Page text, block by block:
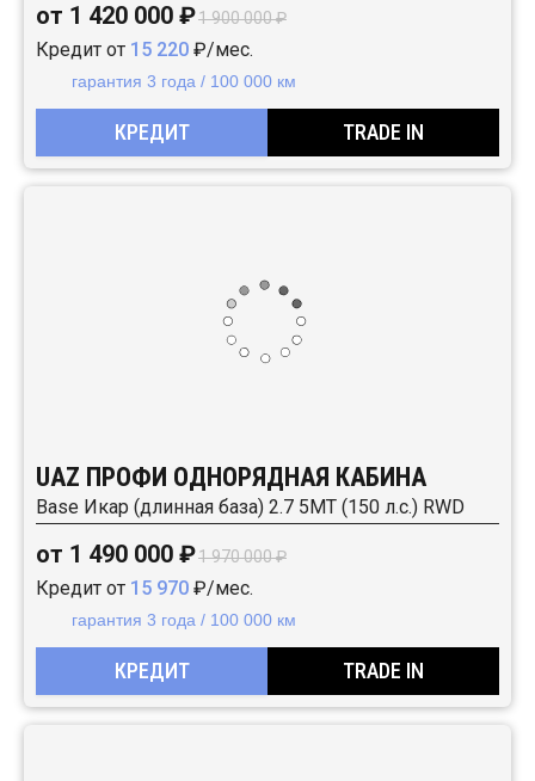
от 1 420 000 ₽1 900 000 ₽
Кредит от 15 220 ₽/мес.
гарантия 3 года / 100 000 км
КРЕДИТ TRADE IN
UAZ ПРОФИ ОДНОРЯДНАЯ КАБИНА
Base Икар (длинная база) 2.7 5MT (150 л.с.) RWD
от 1 490 000 ₽1 970 000 ₽
Кредит от 15 970 ₽/мес.
гарантия 3 года / 100 000 км
КРЕДИТ TRADE IN